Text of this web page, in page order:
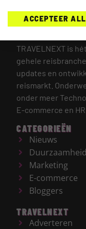
TRAVELNEXT is
gehele
updates en
reismarkt.
onder meer
E-commerce en HR.
CATEGORIEËN
Nieuws
Duurzaamheid
Marketing
E-commerce
Bloggers
TRAVELNEXT
Adverteren
ACCEPTEER